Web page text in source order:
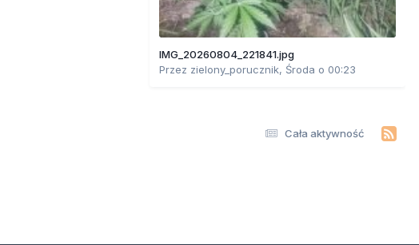
IMG_20260804_221841.jpg
Przez zielony_porucznik, Środa o 00:23
Cała aktywność